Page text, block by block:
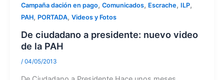
Campaña dación en pago, Comunicados, Escrache, ILP,
PAH, PORTADA, Videos y Fotos
De ciudadano a presidente: nuevo video
de la PAH
/ 04/05/2013